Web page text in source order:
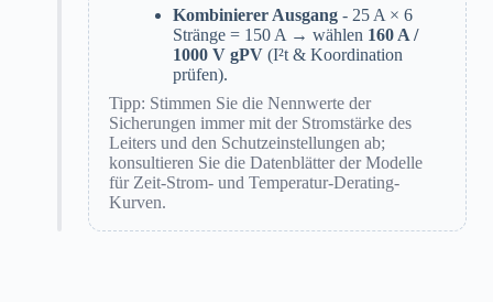
Kombinierer Ausgang - 25 A × 6
Stränge = 150 A → wählen 160 A /
1000 V gPV (I²t & Koordination
prüfen).
Tipp: Stimmen Sie die Nennwerte der
Sicherungen immer mit der Stromstärke des
Leiters und den Schutzeinstellungen ab;
konsultieren Sie die Datenblätter der Modelle
für Zeit-Strom- und Temperatur-Derating-
Kurven.